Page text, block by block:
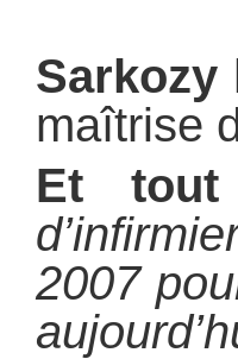
Sarkozy
maîtrise
Et
2007